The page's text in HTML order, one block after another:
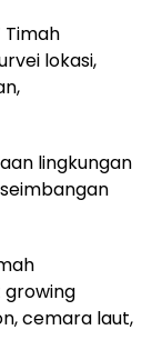
Timah
lokasi,
lingkungan
cemara laut,